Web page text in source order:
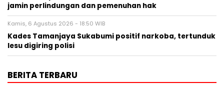
jamin perlindungan dan pemenuhan hak
Kamis, 6 Agustus 2026 - 18:50 WIB
Kades Tamanjaya Sukabumi positif narkoba, tertunduk
lesu digiring polisi
BERITA TERBARU